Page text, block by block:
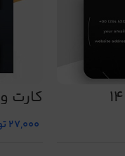
کارت
27,000